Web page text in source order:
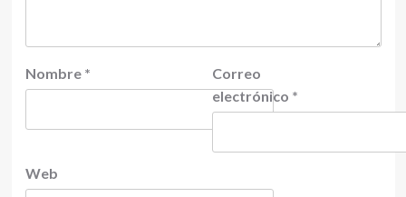
Nombre *
Correo
electrónico *
Web